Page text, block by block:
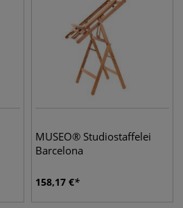
MUSEO® Studiostaffelei
Barcelona
158,17 €